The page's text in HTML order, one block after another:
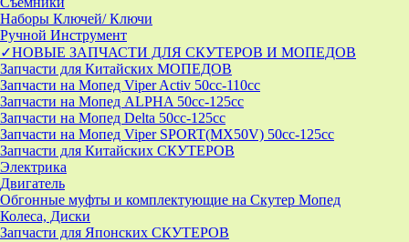
Наборы Ключей/ Ключи
Ручной Инструмент
✓НОВЫЕ ЗАПЧАСТИ ДЛЯ СКУТЕРОВ И МОПЕДОВ
Запчасти для Китайских МОПЕДОВ
Запчасти на Мопед Viper Activ 50cc-110cc
Запчасти на Мопед ALPHA 50cc-125cc
Запчасти на Мопед Delta 50cc-125cc
Запчасти на Мопед Viper SPORT(MX50V) 50cc-125cc
Запчасти для Китайских СКУТЕРОВ
Электрика
Двигатель
Обгонные муфты и комплектующие на Скутер Мопед
Колеса, Диски
Запчасти для Японских СКУТЕРОВ